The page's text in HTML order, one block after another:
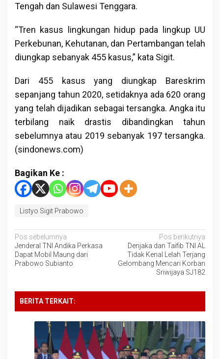
Tengah dan Sulawesi Tenggara.
“Tren kasus lingkungan hidup pada lingkup UU
Perkebunan, Kehutanan, dan Pertambangan telah
diungkap sebanyak 455 kasus,” kata Sigit.
Dari 455 kasus yang diungkap Bareskrim
sepanjang tahun 2020, setidaknya ada 620 orang
yang telah dijadikan sebagai tersangka. Angka itu
terbilang naik drastis dibandingkan tahun
sebelumnya atau 2019 sebanyak 197 tersangka.
(sindonews.com)
Bagikan Ke :
Listyo Sigit Prabowo
Navigasi
pos
Pos sebelumnya
Jenderal TNI Andika Perkasa
Dapat Mobil Maung dari
Prabowo Subianto
Pos berikutnya
Denjaka dan Taifib TNI AL
Tidak Kenal Lelah Terjang
Gelombang Mencari Korban
Sriwijaya SJ182
BERITA TERKAIT: